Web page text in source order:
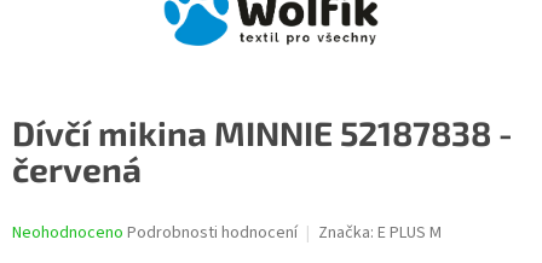
Dívčí mikina MINNIE 52187838 -
červená
Průměrné
Neohodnoceno Podrobnosti hodnocení Značka: E PLUS M